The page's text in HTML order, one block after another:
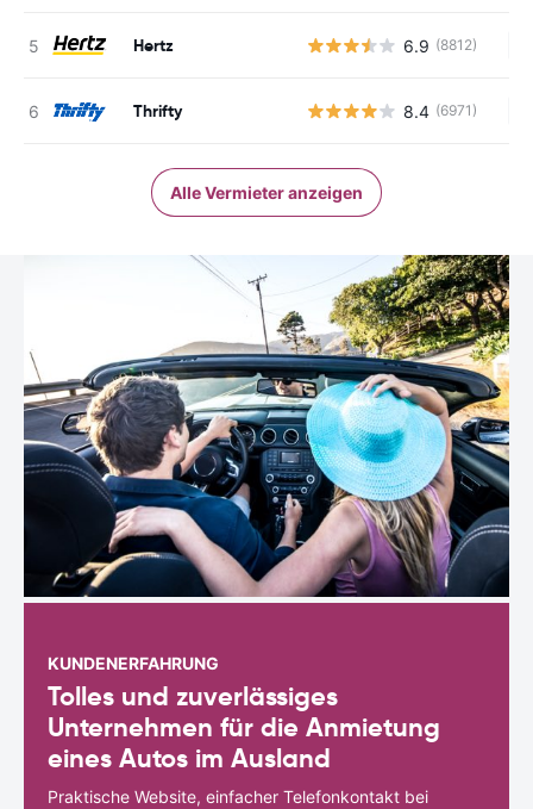
Hertz 6.9 (8812)
Thrifty 8.4 (6971)
Alle Vermieter anzeigen
KUNDENERFAHRUNG
Tolles und zuverlässiges
Unternehmen für die Anmietung
eines Autos im Ausland
Praktische Website, einfacher Telefonkontakt bei